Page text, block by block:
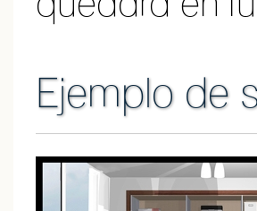
Ejemplo de